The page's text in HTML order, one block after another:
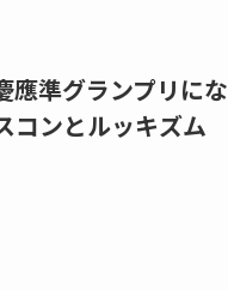
應準グランプリにな
コンとルッキズム